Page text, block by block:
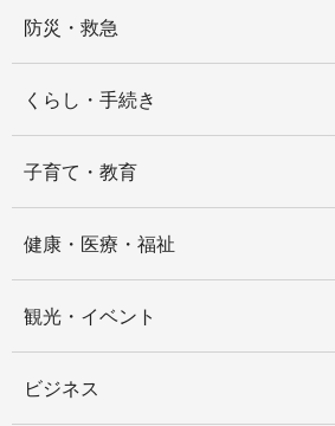
防災・救急
くらし・手続き
子育て・教育
健康・医療・福祉
観光・イベント
ビジネス